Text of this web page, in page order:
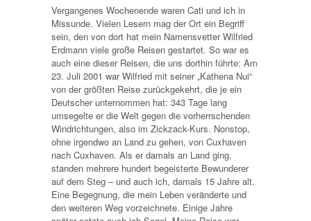
Vergangenes Wochenende waren Cati und ich in
Missunde. Vielen Lesern mag der Ort ein Begriff
sein, den von dort hat mein Namensvetter Wilfried
Erdmann viele große Reisen gestartet. So war es
auch eine dieser Reisen, die uns dorthin führte: Am
23. Juli 2001 war Wilfried mit seiner „Kathena Nui“
von der größten Reise zurückgekehrt, die je ein
Deutscher unternommen hat: 343 Tage lang
umsegelte er die Welt gegen die vorherrschenden
Windrichtungen, also im Zickzack-Kurs. Nonstop,
ohne irgendwo an Land zu gehen, von Cuxhaven
nach Cuxhaven. Als er damals an Land ging,
standen mehrere hundert begeisterte Bewunderer
auf dem Steg – und auch ich, damals 15 Jahre alt.
Eine Begegnung, die mein Leben veränderte und
den weiteren Weg vorzeichnete. Einige Jahre